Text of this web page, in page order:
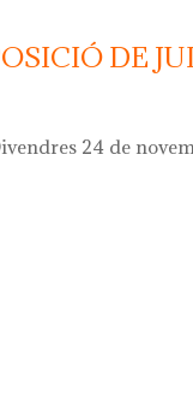
DE
24 de
de julio